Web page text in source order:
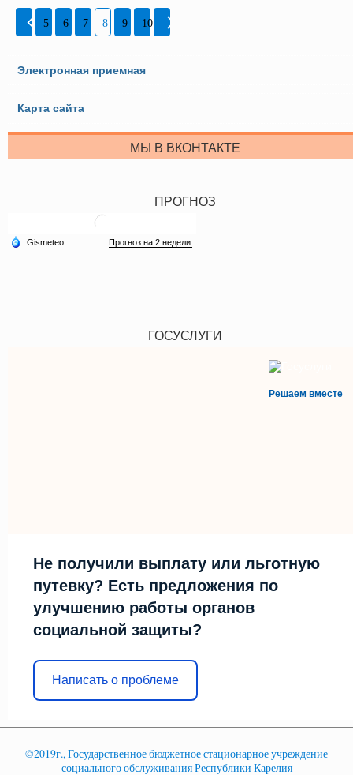
5 6 7 8 9 10
Электронная приемная
Карта сайта
МЫ В ВКОНТАКТЕ
ПРОГНОЗ
ГОСУСЛУГИ
Решаем вместе
Не получили выплату или льготную
путевку? Есть предложения по
улучшению работы органов
социальной защиты?
Написать о проблеме
©2019г., Государственное бюджетное стационарное учреждение
социального обслуживания Республики Карелия